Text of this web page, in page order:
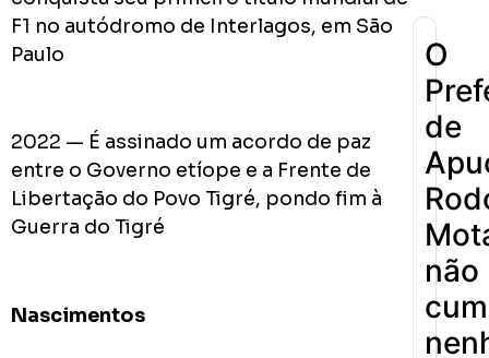
F1 no autódromo de Interlagos, em São
Paulo
2022 — É assinado um acordo de paz
entre o Governo etíope e a Frente de
Libertação do Povo Tigré, pondo fim à
Guerra do Tigré
Nascimentos
O
de
não